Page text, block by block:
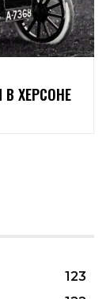
ХЕРСОНЕ
123